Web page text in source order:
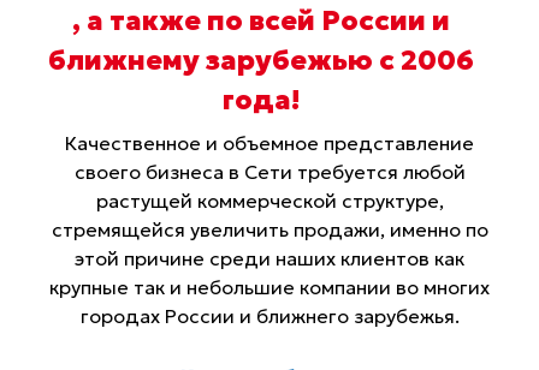
, а также по всей России и
ближнему зарубежью с 2006
года!
Качественное и объемное представление
своего бизнеса в Сети требуется любой
растущей коммерческой структуре,
стремящейся увеличить продажи, именно по
этой причине среди наших клиентов как
крупные так и небольшие компании во многих
городах России и ближнего зарубежья.